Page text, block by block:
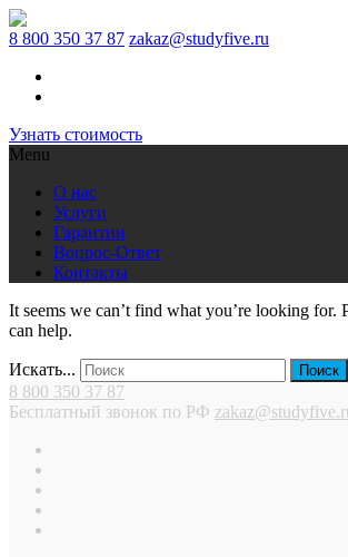
8 800 350 37 87 zakaz@studyfive.ru
Узнать стоимость
Menu
О нас
Услуги
Гарантии
Вопрос-Ответ
Контакты
It seems we can’t find what you’re looking for.
can help.
Искать...
8 800 350 37 87
Бесплатный звонок по РФ